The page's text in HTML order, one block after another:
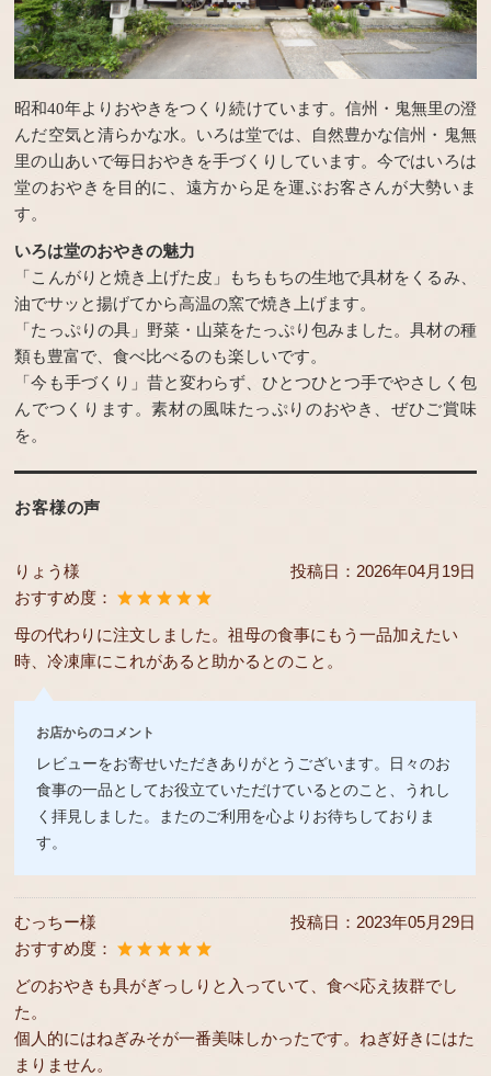
昭和40年よりおやきをつくり続けています。信州・鬼無里の澄
んだ空気と清らかな水。いろは堂では、自然豊かな信州・鬼無
里の山あいで毎日おやきを手づくりしています。今ではいろは
堂のおやきを目的に、遠方から足を運ぶお客さんが大勢いま
す。
いろは堂のおやきの魅力
「こんがりと焼き上げた皮」もちもちの生地で具材をくるみ、
油でサッと揚げてから高温の窯で焼き上げます。
「たっぷりの具」野菜・山菜をたっぷり包みました。具材の種
類も豊富で、食べ比べるのも楽しいです。
「今も手づくり」昔と変わらず、ひとつひとつ手でやさしく包
んでつくります。素材の風味たっぷりのおやき、ぜひご賞味
を。
お客様の声
りょう様 投稿日： 2026年04月19日
おすすめ度：
母の代わりに注文しました。祖母の食事にもう一品加えたい
時、冷凍庫にこれがあると助かるとのこと。
お店からのコメント
レビューをお寄せいただきありがとうございます。日々のお
食事の一品としてお役立ていただけているとのこと、うれし
く拝見しました。またのご利用を心よりお待ちしておりま
す。
むっちー様 投稿日： 2023年05月29日
おすすめ度：
どのおやきも具がぎっしりと入っていて、食べ応え抜群でし
た。
個人的にはねぎみそが一番美味しかったです。ねぎ好きにはた
まりません。